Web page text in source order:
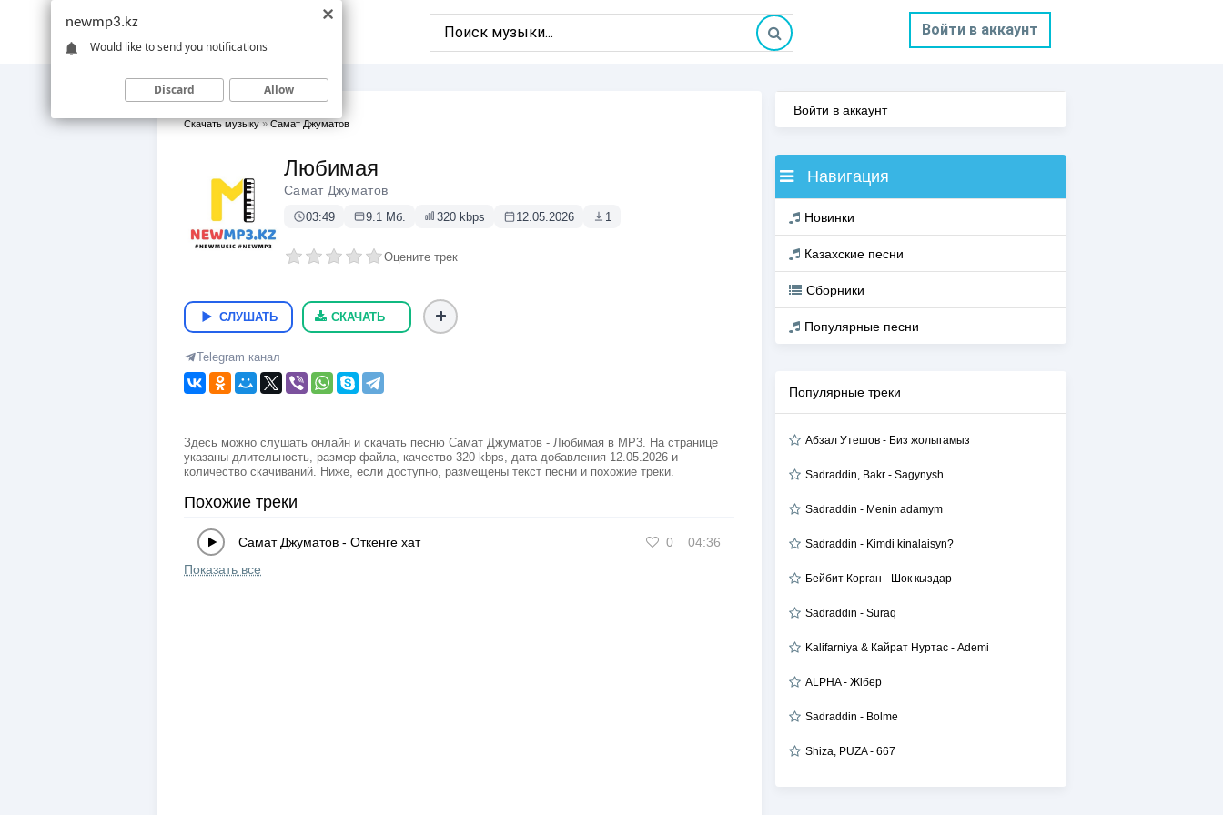
Войти в аккаунт
Скачать музыку »Самат Джуматов
Любимая
Самат Джуматов
03:49 9.1 Мб. 320 kbps 12.05.2026 1
Оцените трек
СЛУШАТЬ СКАЧАТЬ
Telegram канал
Здесь можно слушать онлайн и скачать песню Самат Джуматов - Любимая в MP3. На странице
указаны длительность, размер файла, качество 320 kbps, дата добавления 12.05.2026 и
количество скачиваний. Ниже, если доступно, размещены текст песни и похожие треки.
Похожие треки
Самат Джуматов - Откенге хат 0
04:36
Показать все
Войти в аккаунт
Навигация
Новинки
Казахские песни
Сборники
Популярные песни
Популярные треки
Абзал Утешов - Биз жолыгамыз
Sadraddin, Bakr - Sagynysh
Sadraddin - Menin adamym
Sadraddin - Kimdi kinalaisyn?
Бейбит Корган - Шок кыздар
Sadraddin - Suraq
Kalifarniya & Кайрат Нуртас - Ademi
ALPHA - Жібер
Sadraddin - Bolme
Shiza, PUZA - 667
newmp3.kz
Would like to send you notifications
Discard Allow